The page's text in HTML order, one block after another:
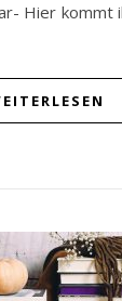
Hier kommt